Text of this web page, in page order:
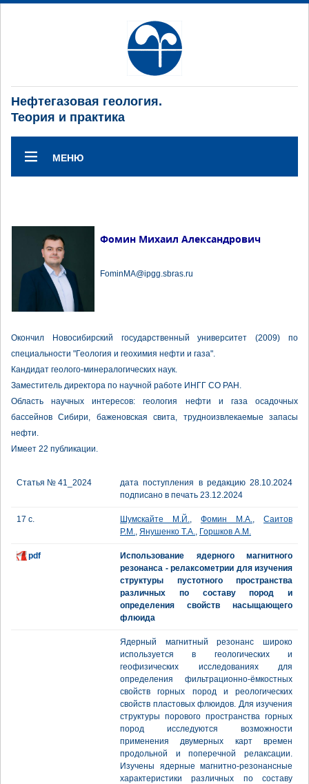
Нефтегазовая геология.
Теория и практика
МЕНЮ
Фомин Михаил Александрович
FominMA@ipgg.sbras.ru
Окончил Новосибирский государственный университет (2009) по
специальности "Геология и геохимия нефти и газа".
Кандидат геолого-минералогических наук.
Заместитель директора по научной работе ИНГГ СО РАН.
Область научных интересов: геология нефти и газа осадочных
бассейнов Сибири, баженовская свита, трудноизвлекаемые запасы
нефти.
Имеет 22 публикации.
Статья № 41_2024
дата поступления в редакцию 28.10.2024
подписано в печать 23.12.2024
17 с. Шумскайте М.Й., Фомин М.А., Саитов
Р.М., Янушенко Т.А., Горшков А.М.
pdf
Использование ядерного магнитного
резонанса - релаксометрии для изучения
структуры пустотного пространства
различных по составу пород и
определения свойств насыщающего
флюида
Ядерный магнитный резонанс широко
используется в геологических и
геофизических исследованиях для
определения фильтрационно-ёмкостных
свойств горных пород и реологических
свойств пластовых флюидов. Для изучения
структуры порового пространства горных
пород исследуются возможности
применения двумерных карт времен
продольной и поперечной релаксации.
Изучены ядерные магнитно-резонансные
характеристики различных по составу